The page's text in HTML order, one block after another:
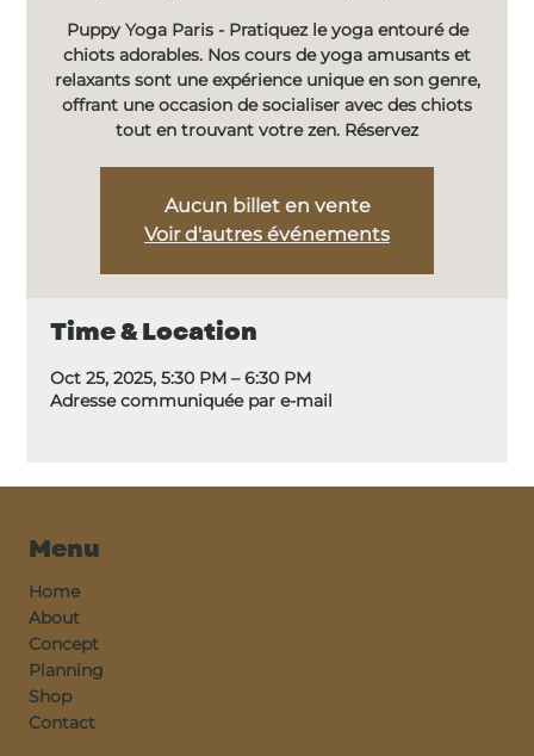
Puppy Yoga Paris - Pratiquez le yoga entouré de
chiots adorables. Nos cours de yoga amusants et
relaxants sont une expérience unique en son genre,
offrant une occasion de socialiser avec des chiots
tout en trouvant votre zen. Réservez
Aucun billet en vente
Voir d'autres événements
Time & Location
Oct 25, 2025, 5:30 PM – 6:30 PM
Adresse communiquée par e-mail
Menu
Home
About
Concept
Planning
Shop
Contact